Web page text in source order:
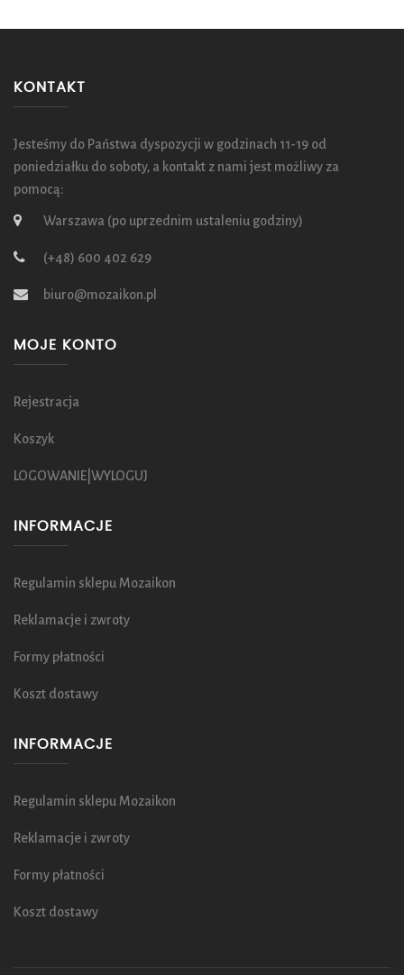
KONTAKT
Jesteśmy do Państwa dyspozycji w godzinach 11-19 od
poniedziałku do soboty, a kontakt z nami jest możliwy za
pomocą:
Warszawa (po uprzednim ustaleniu godziny)
(+48) 600 402 629
biuro@mozaikon.pl
MOJE KONTO
Rejestracja
Koszyk
LOGOWANIE|WYLOGUJ
INFORMACJE
Regulamin sklepu Mozaikon
Reklamacje i zwroty
Formy płatności
Koszt dostawy
INFORMACJE
Regulamin sklepu Mozaikon
Reklamacje i zwroty
Formy płatności
Koszt dostawy